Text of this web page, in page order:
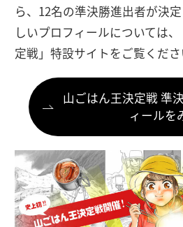
ら、12名の準決勝進出者が決
しいプロフィールについては
定戦」特設サイトをご覧くださ
山ごはん王決定戦 準
ィールを